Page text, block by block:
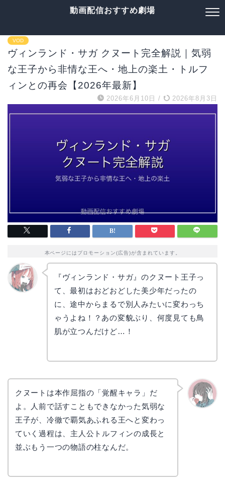
動画配信おすすめ劇場
VOD
ヴィンランド・サガ クヌート完全解説｜気弱
な王子から非情な王へ・地上の楽土・トルフ
ィンとの再会【2026年最新】
2026年6月10日 / 2026年8月3日
本ページにはプロモーション(広告)が含まれています。
『ヴィンランド・サガ』のクヌート王子っ
て、最初はおどおどした美少年だったの
に、途中からまるで別人みたいに変わっち
ゃうよね！？あの変貌ぶり、何度見ても鳥
肌が立つんだけど…！
クヌートは本作屈指の「覚醒キャラ」だ
よ。人前で話すこともできなかった気弱な
王子が、冷徹で覇気あふれる王へと変わっ
ていく過程は、主人公トルフィンの成長と
並ぶもう一つの物語の柱なんだ。